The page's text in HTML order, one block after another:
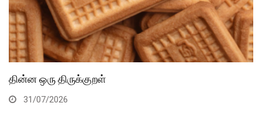
தின்ன ஒரு திருக்குறள்
31/07/2026